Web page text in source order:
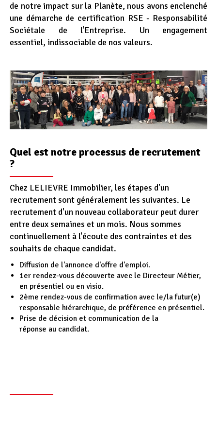
de notre impact sur la Planète, nous avons enclenché
une démarche de certification RSE - Responsabilité
Sociétale de l'Entreprise. Un engagement
essentiel, indissociable de nos valeurs.
Quel est notre processus de recrutement
?
Chez LELIEVRE Immobilier, les étapes d'un
recrutement sont généralement les suivantes. Le
recrutement d'un nouveau collaborateur peut durer
entre deux semaines et un mois. Nous sommes
continuellement à l'écoute des contraintes et des
souhaits de chaque candidat.
Diffusion de l'annonce d'offre d'emploi.
1er rendez-vous découverte avec le Directeur Métier,
en présentiel ou en visio.
2ème rendez-vous de confirmation avec le/la futur(e)
responsable hiérarchique, de préférence en présentiel.
Prise de décision et communication de la
réponse au candidat.